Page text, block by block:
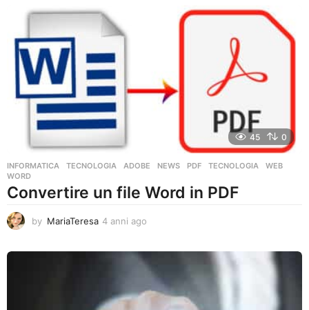
45 0
INFORMATICA ,TECNOLOGIA ADOBE ,NEWS ,PDF ,TECNOLOGIA ,WEB
WORD
Convertire un file Word in PDF
by MariaTeresa 4 anni ago
g